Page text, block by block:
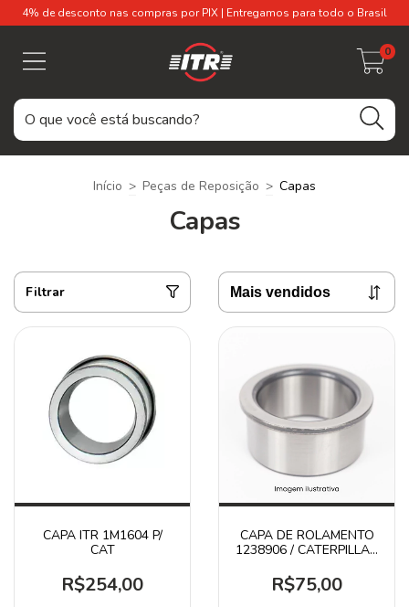
4% de desconto nas compras por PIX | Entregamos para todo o Brasil
0
Início > Peças de Reposição > Capas
Capas
Filtrar
CAPA ITR 1M1604 P/
CAT
R$254,00
CAPA DE ROLAMENTO
1238906 / CATERPILLAR
R$75,00